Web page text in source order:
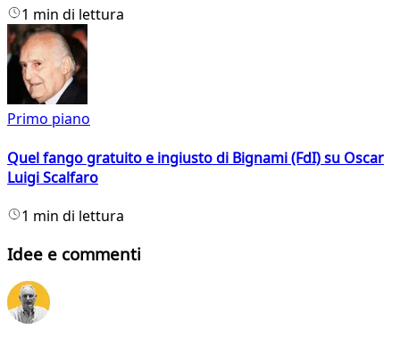
1 min di lettura
Primo piano
Quel fango gratuito e ingiusto di Bignami (FdI) su Oscar
Luigi Scalfaro
1 min di lettura
Idee e commenti